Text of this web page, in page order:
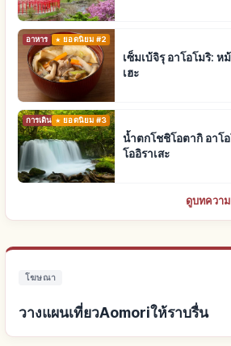
อาหาร ยอดนิยม #2
เซ็มเบ้จิรุ อาโอโมริ:
เฮะ
การเดินทางยอดนิยม #3
น้ำตกโชชิโอตากิ อาโ
โออิราเสะ
ดูบทควา
โฆษณา
วางแผนเที่ยวAomoriให้ราบรื่น